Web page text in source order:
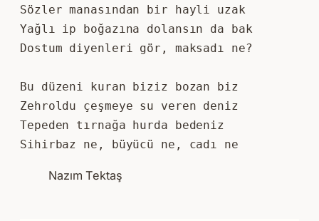
Sözler manasından bir hayli uzak
Yağlı ip boğazına dolansın da bak
Dostum diyenleri gör, maksadı ne?
Bu düzeni kuran biziz bozan biz
Zehroldu çeşmeye su veren deniz
Tepeden tırnağa hurda bedeniz
Sihirbaz ne, büyücü ne, cadı ne
Nazım Tektaş